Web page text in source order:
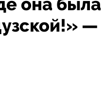
она
—